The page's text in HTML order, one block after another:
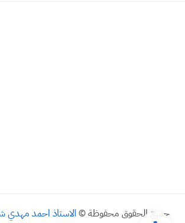
جميع الحقوق محفوظة © الاستاذ احمد مهدي